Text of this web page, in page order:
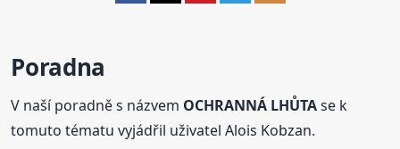
Poradna
V naší poradně s názvem OCHRANNÁ LHŮTAse k
tomuto tématu vyjádřil uživatel Alois Kobzan.